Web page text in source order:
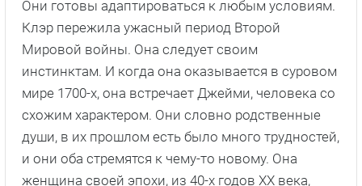
Рассказывает Сэм Хьюэн, играющий Джейми
Фрейзера
Сэм, что именно связывает Джейми и Клэр? И
каково тебе было работать с Каитрионой
(Каитриона Бэлфи, исполняет роль главной